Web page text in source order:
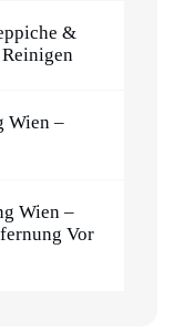
&
Wien –
Wien –
Vor